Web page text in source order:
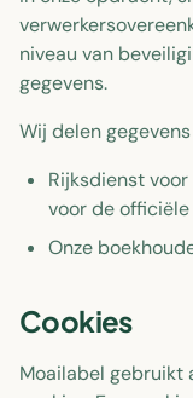
niveau van
gegevens.
Wij delen
Rijksdienst
voor de
Onze
Cookies
Moailabel gebruikt